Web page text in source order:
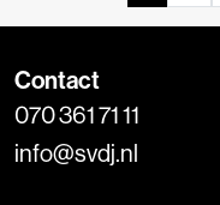
Contact
070 361 71 11
info@svdj.nl